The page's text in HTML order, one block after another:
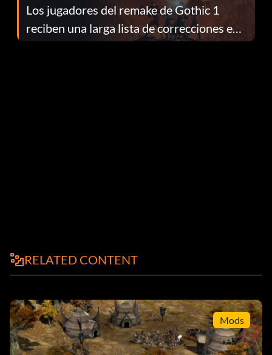
Los jugadores del remake de Gothic 1
reciben una larga lista de correcciones en
el parche 1.0.4
RELATED CONTENT
Mods